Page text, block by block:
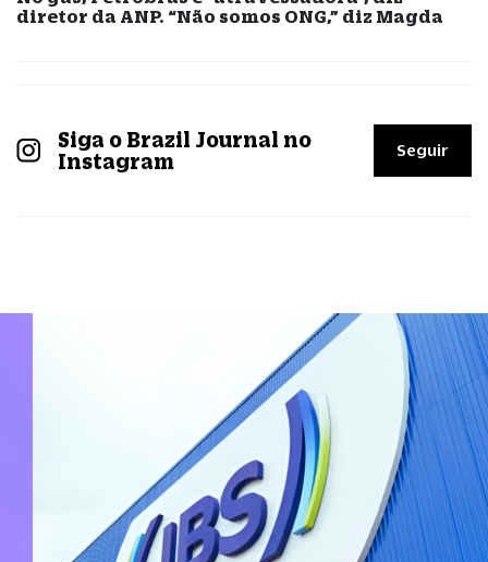
diretor da ANP. “Não somos ONG,” diz Magda
Siga o Brazil Journal no
Instagram
Seguir